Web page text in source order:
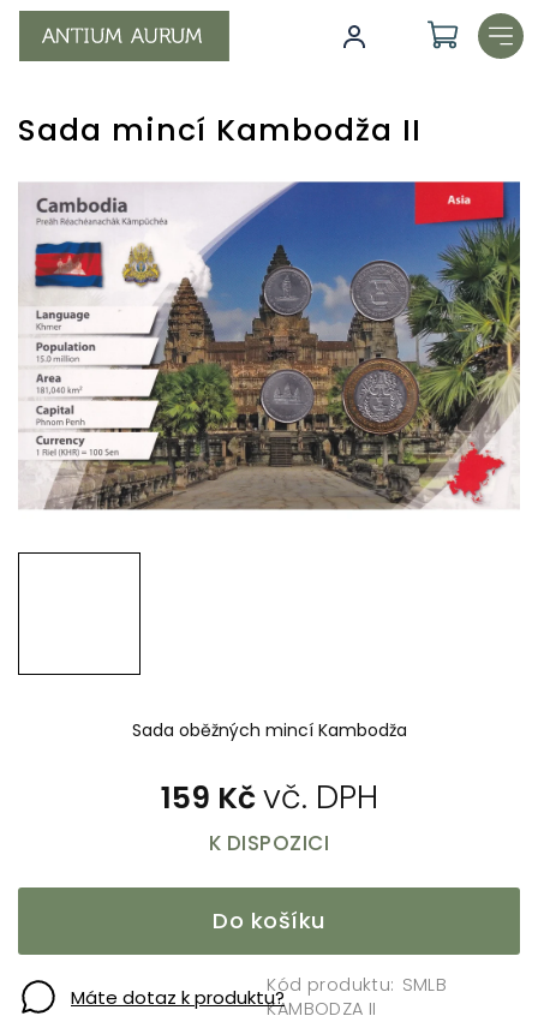
obsah
Sada mincí Kambodža II
159 Kč
K DISPOZICI
Do košíku
Sada oběžných mincí Kambodža
Máte dotaz k produktu?
SMLB
KAMBODZA II